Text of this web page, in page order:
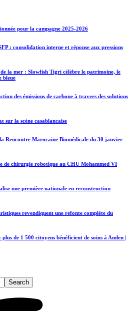
pour la campagne 2025-2026
: consolidation interne et réponse aux pressions
la mer : Slowfish Tigri célèbre le patrimoine, le
bleue
des émissions de carbone à travers des solutions
sur la scène casablancaise
Rencontre Marocaine Biomédicale du 30 janvier
de chirurgie robotique au CHU Mohammed VI
une première nationale en reconstruction
revendiquent une refonte complète du
de 1 500 citoyens bénéficient de soins à Amlen |